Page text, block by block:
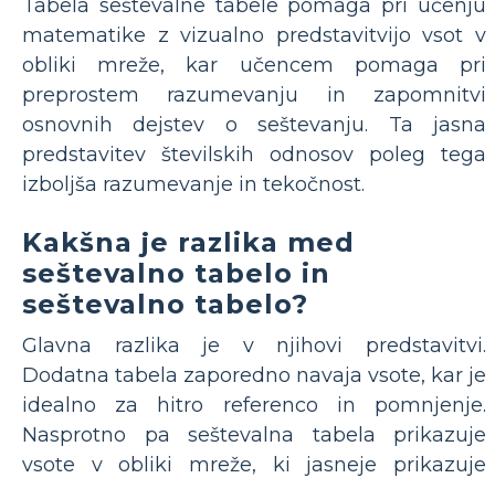
Tabela seštevalne tabele pomaga pri učenju
matematike z vizualno predstavitvijo vsot v
obliki mreže, kar učencem pomaga pri
preprostem razumevanju in zapomnitvi
osnovnih dejstev o seštevanju. Ta jasna
predstavitev številskih odnosov poleg tega
izboljša razumevanje in tekočnost.
Kakšna je razlika med
seštevalno tabelo in
seštevalno tabelo?
Glavna razlika je v njihovi predstavitvi.
Dodatna tabela zaporedno navaja vsote, kar je
idealno za hitro referenco in pomnjenje.
Nasprotno pa seštevalna tabela prikazuje
vsote v obliki mreže, ki jasneje prikazuje